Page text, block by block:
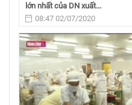
lớn nhất của DN xuất...
08:47 02/07/2020